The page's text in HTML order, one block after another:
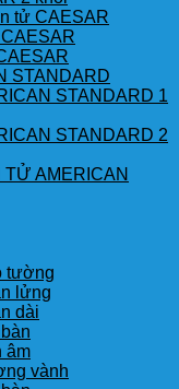
tử CAESAR
STANDARD
STANDARD 1
STANDARD 2
AMERICAN
tường
lửng
dài
âm
vành